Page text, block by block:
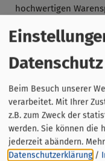
hochwertigen
Samstag statt. Die
Ihre Waren anbieten.
bereit. Je nach
Sortiment an
Oliven, Blumen,
Bio-Produkte,
Wurst, Wildprodukte,
Datenschutz
Beim Besuch unserer
verarbeitet. Mit Ihrer
z.B. zum Zweck der
werden. Sie können die
jederzeit abändern.
Datenschutzerklärung /